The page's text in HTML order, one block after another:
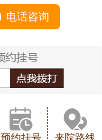
电话咨询
预约挂号 来院路线